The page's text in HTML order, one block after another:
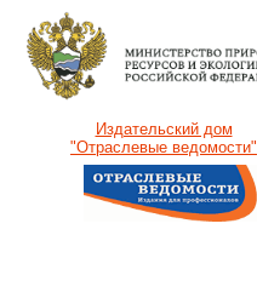
Издательский дом
"Отраслевые ведомости"